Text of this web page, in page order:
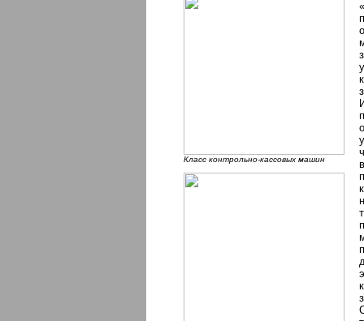
Класс контрольно-кассовых машин